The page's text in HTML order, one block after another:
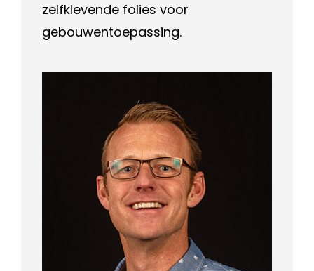
zelfklevende folies voor
gebouwentoepassing.